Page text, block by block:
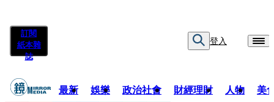
訂閱
紙本雜
誌
登入
最新 娛樂 政治社會 財經理財 人物 美